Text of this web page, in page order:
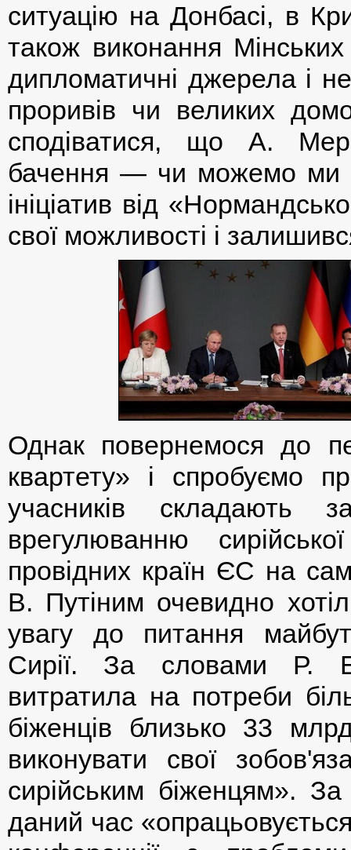
ситуацію на Донбасі, в
також виконання Мінських
дипломатичні джерела і
проривів чи великих
сподіватися, що А.
бачення — чи можемо ми
ініціатив від
свої можливості і
Однак повернемося до
квартету» і спробуємо
учасників складають
врегулюванню
провідних країн ЄС на
В. Путіним очевидно
увагу до питання
Сирії. За словами Р.
витратила на потреби
біженців близько 33
виконувати свої
сирійським біженцям».
даний час